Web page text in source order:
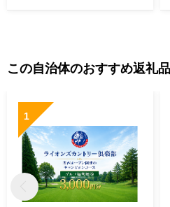
この自治体のおすすめ返礼品
1